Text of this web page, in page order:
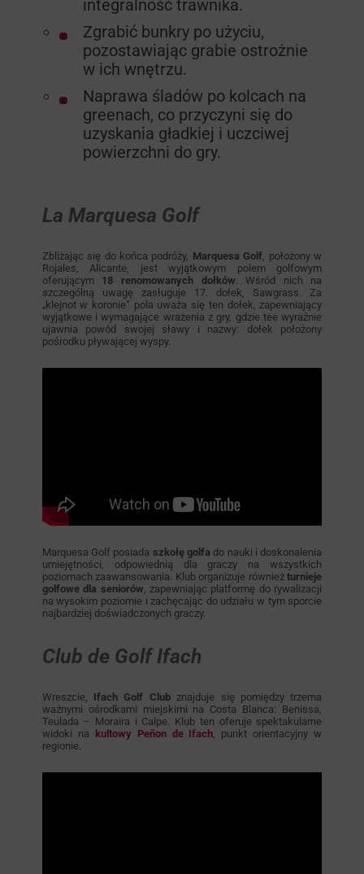
integralność trawnika.
Zgrabić bunkry po użyciu,
pozostawiając grabie ostrożnie
w ich wnętrzu.
Naprawa śladów po kolcach na
greenach, co przyczyni się do
uzyskania gładkiej i uczciwej
powierzchni do gry.
La Marquesa Golf
Zbliżając się do końca podróży, Marquesa Golf , położony w
Rojales, Alicante, jest wyjątkowym polem golfowym
oferującym 18 renomowanych dołków . Wśród nich na
szczególną uwagę zasługuje 17. dołek, Sawgrass. Za
„klejnot w koronie” pola uważa się ten dołek, zapewniający
wyjątkowe i wymagające wrażenia z gry, gdzie tee wyraźnie
ujawnia powód swojej sławy i nazwy: dołek położony
pośrodku pływającej wyspy.
Marquesa Golf posiada szkołę golfa do nauki i doskonalenia
umiejętności, odpowiednią dla graczy na wszystkich
poziomach zaawansowania. Klub organizuje równieżturnieje
golfowe dla seniorów, zapewniając platformę do rywalizacji
na wysokim poziomie i zachęcając do udziału w tym sporcie
najbardziej doświadczonych graczy.
Club de Golf Ifach
Wreszcie, Ifach Golf Clubznajduje się pomiędzy trzema
ważnymi ośrodkami miejskimi na Costa Blanca: Benissa,
Teulada – Moraira i Calpe. Klub ten oferuje spektakularne
widoki na kultowy Peñon de Ifach , punkt orientacyjny w
regionie.